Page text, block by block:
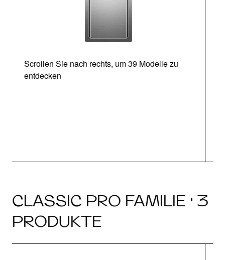
Scrollen Sie nach rechts, um 39 Modelle zu
entdecken
CLASSIC PRO FAMILIE · 3
PRODUKTE